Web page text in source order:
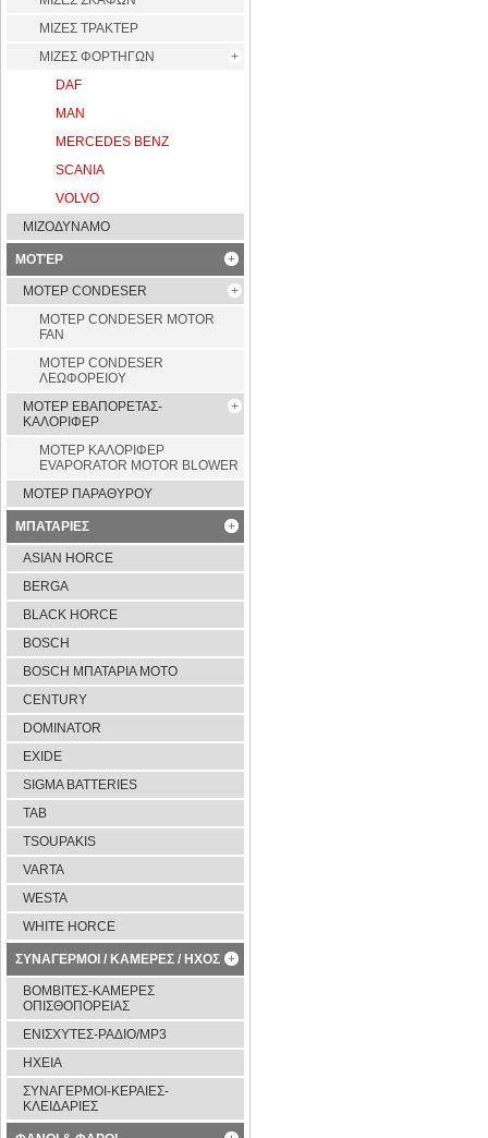
ΜΙΖΕΣ ΤΡΑΚΤΕΡ
ΜΙΖΕΣ ΦΟΡΤΗΓΩΝ
DAF
MAN
MERCEDES BENZ
SCANIA
VOLVO
ΜΙΖΟΔΥΝΑΜΟ
ΜΟΤΈΡ
ΜΟΤΕΡ CONDESER
ΜΟΤΕΡ CONDESER MOTOR
FAN
ΜΟΤΕΡ CONDESER
ΛΕΩΦΟΡΕΙΟΥ
ΜΟΤΕΡ ΕΒΑΠΟΡΕΤΑΣ-
ΚΑΛΟΡΙΦΕΡ
ΜΟΤΕΡ ΚΑΛΟΡΙΦΕΡ
EVAPORATOR MOTOR BLOWER
ΜΟΤΕΡ ΠΑΡΑΘΥΡΟΥ
ΜΠΑΤΑΡΙΕΣ
ASIAN HORCE
BERGA
BLACK HORCE
BOSCH
BOSCH ΜΠΑΤΑΡΙΑ ΜΟΤΟ
CENTURY
DOMINATOR
EXIDE
SIGMA BATTERIES
TAB
TSOUPAKIS
VARTA
WESTA
WHITE HORCE
ΣΥΝΑΓΕΡΜΟΙ / ΚΑΜΕΡΕΣ / ΗΧΟΣ
ΒΟΜΒΙΤΕΣ-ΚΑΜΕΡΕΣ
ΟΠΙΣΘΟΠΟΡΕΙΑΣ
ΕΝΙΣΧΥΤΕΣ-ΡΑΔΙΟ/MP3
ΗΧΕΙΑ
ΣΥΝΑΓΕΡΜΟΙ-ΚΕΡΑΙΕΣ-
ΚΛΕΙΔΑΡΙΕΣ